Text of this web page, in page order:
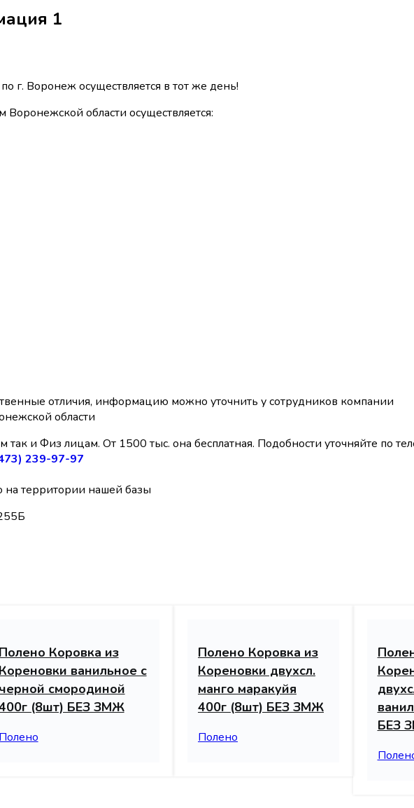
1
г. Воронеж осуществляется в тот же день!
области осуществляется:
отличия, информацию можно уточнить у сотрудников компании
области
и Физ лицам. От 1500 тыс. она бесплатная. Подобности уточняйте по
239-97-97
на территории нашей базы
Полено Коровка из
Кореновки ванильное с
черной смородиной
(8шт) БЕЗ ЗМЖ
Полено
Полено Коровка из
Кореновки двухсл.
манго маракуйя
400г (8шт) БЕЗ ЗМЖ
Полено
БЕЗ